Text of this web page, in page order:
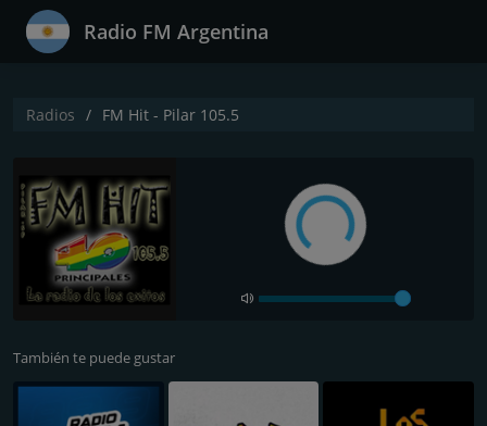
Radio FM Argentina
Radios FM Hit - Pilar 105.5
También te puede gustar